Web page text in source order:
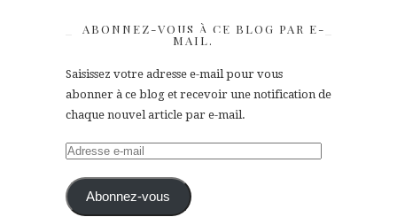
ABONNEZ-VOUS À CE BLOG PAR E-
MAIL.
Saisissez votre adresse e-mail pour vous
abonner à ce blog et recevoir une notification de
chaque nouvel article par e-mail.
Adresse
mail Abonnez-vous